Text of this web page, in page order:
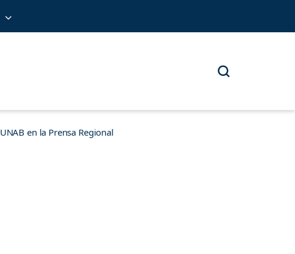
UNAB en la Prensa Regional